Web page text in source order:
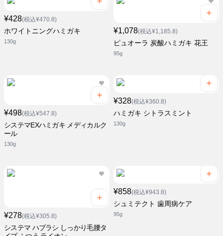
¥428(税込¥470.8)
ホワイトニングハミガキ
130g
¥1,078(税込¥1,185.8)
ピュオーラ 炭酸ハミガキ 花王
95g
¥498(税込¥547.8)
システマEXハミガキ メディカルク
ール
130g
¥328(税込¥360.8)
ハミガキ シトラスミント
130g
¥278(税込¥305.8)
システマ ハブラシ しっかり毛腰タ
¥858(税込¥943.8)
シュミテクト 歯周病ケア
95g